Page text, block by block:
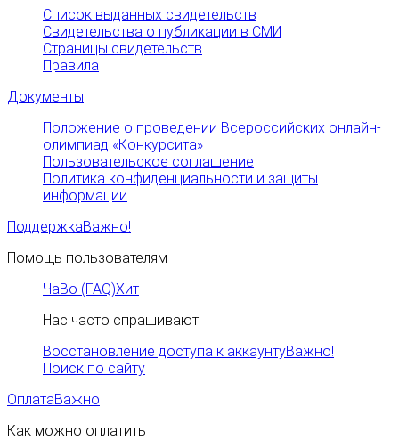
Список выданных свидетельств
Свидетельства о публикации в СМИ
Страницы свидетельств
Правила
Документы
Положение о проведении Всероссийских онлайн-
олимпиад «Конкурсита»
Пользовательское соглашение
Политика конфиденциальности и защиты
информации
ПоддержкаВажно!
Помощь пользователям
ЧаВо (FAQ)Хит
Нас часто спрашивают
Восстановление доступа к аккаунтуВажно!
Поиск по сайту
ОплатаВажно
Как можно оплатить